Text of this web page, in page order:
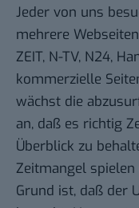
Jeder von uns
mehrere
ZEIT, N-TV, N24,
kommerzielle
wächst die
an, daß es richtig
Überblick zu
Zeitmangel spielen
Grund ist, daß der